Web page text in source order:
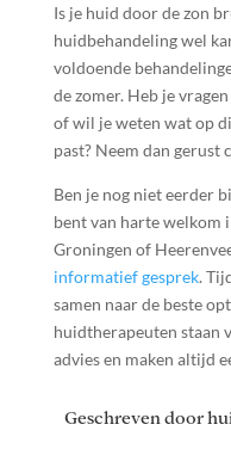
Is je huid door de zon
huidbehandeling wel
voldoende
de zomer. Heb je
of wil je weten wat op
past? Neem dan gerust
Ben je nog niet eerder
bent van harte welkom
Groningen of
informatief gesprek.
samen naar de beste
huidtherapeuten staan
advies en maken altijd
Geschreven door